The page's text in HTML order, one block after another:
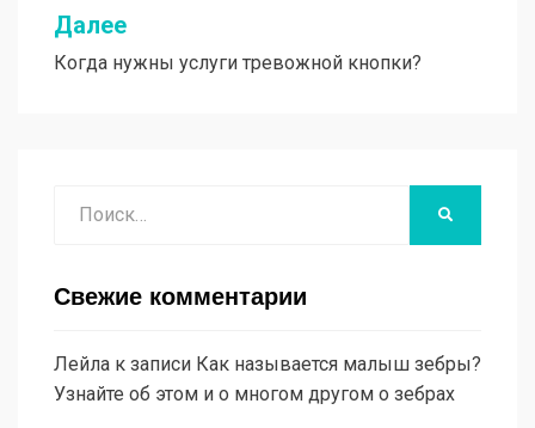
Далее
Когда нужны услуги тревожной кнопки?
Свежие комментарии
Лейла к записи Как называется малыш зебры?
Узнайте об этом и о многом другом о зебрах